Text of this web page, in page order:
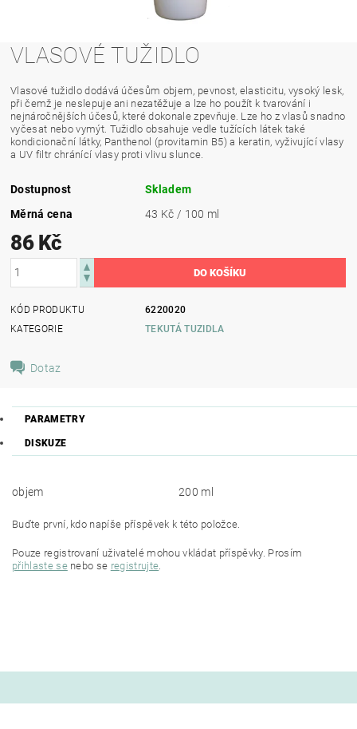
VLASOVÉ TUŽIDLO
Vlasové tužidlo dodává účesům objem, pevnost, elasticitu, vysoký lesk,
při čemž je neslepuje ani nezatěžuje a lze ho použít k tvarování i
nejnáročnějších účesů, které dokonale zpevňuje. Lze ho z vlasů snadno
vyčesat nebo vymýt. Tužidlo obsahuje vedle tužících látek také
kondicionační látky, Panthenol (provitamin B5) a keratin, vyživující vlasy
a UV filtr chránící vlasy proti vlivu slunce.
Dostupnost
Skladem
Měrná cena
43 Kč / 100 ml
86 Kč
KÓD PRODUKTU
6220020
KATEGORIE
TEKUTÁ TUZIDLA
Dotaz
PARAMETRY
DISKUZE
objem 200 ml
Buďte první, kdo napíše příspěvek k této položce.
Pouze registrovaní uživatelé mohou vkládat příspěvky. Prosím
přihlaste senebo se registrujte.